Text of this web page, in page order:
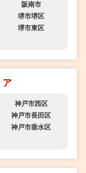
阪南市
堺市堺区
堺市東区
ア
神戸市西区
神戸市長田区
神戸市垂水区